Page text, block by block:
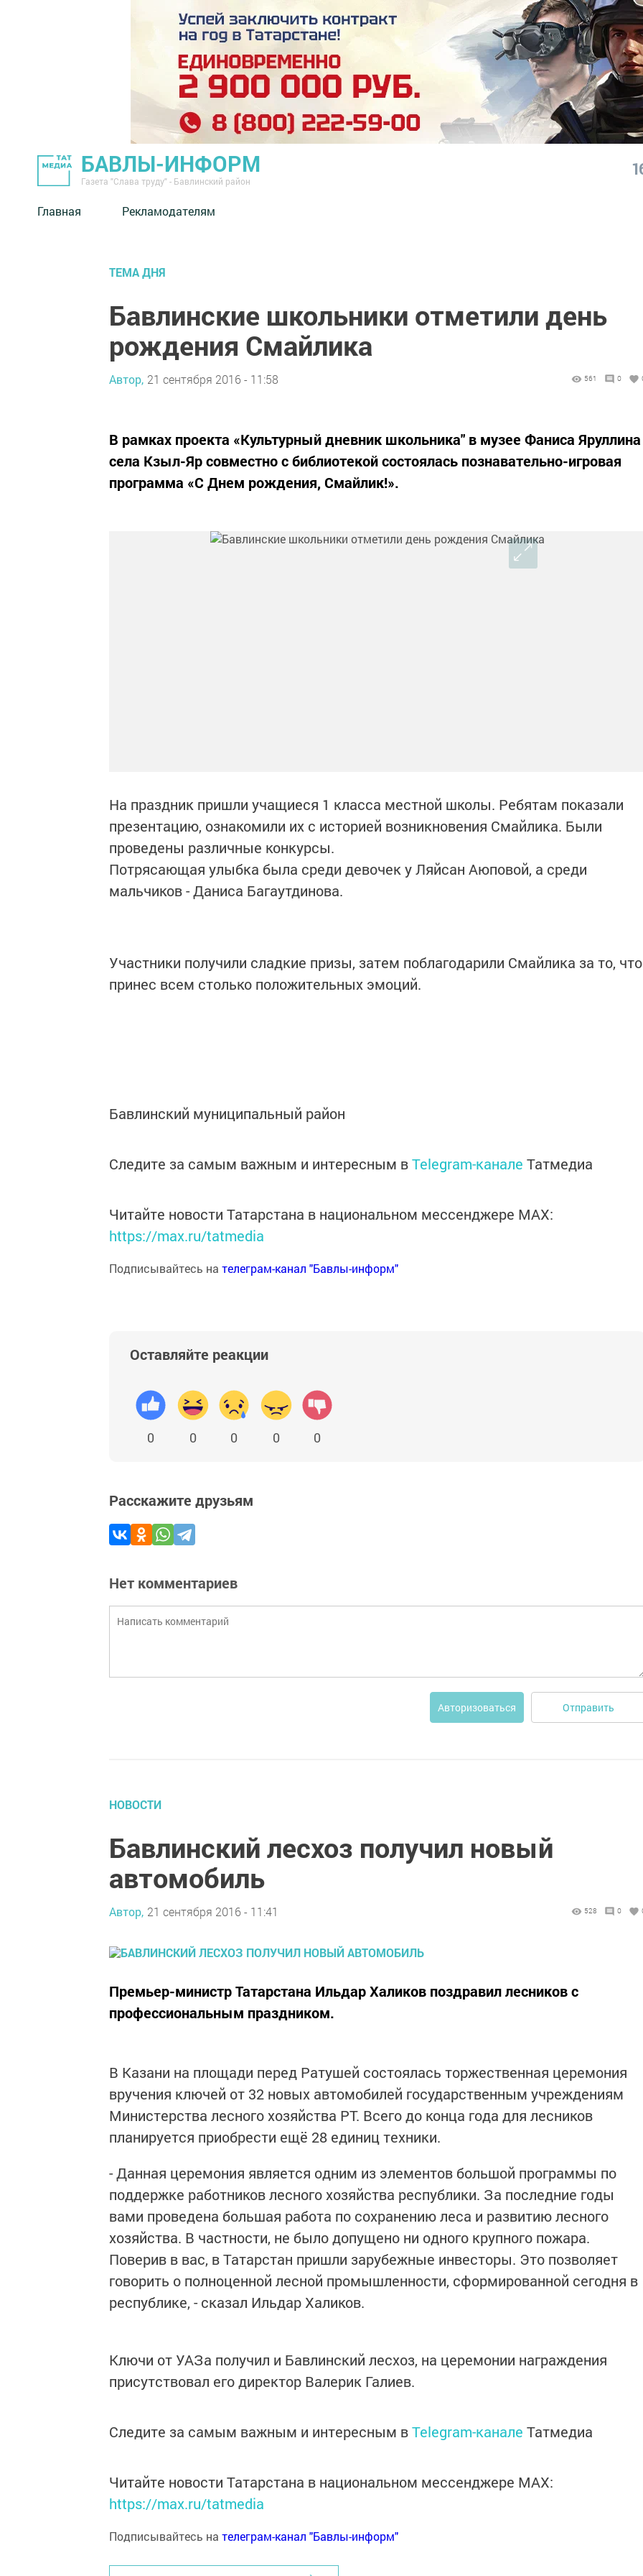
БАВЛЫ-ИНФОРМ
Газета "Слава труду" - Бавлинский район
Главная Рекламодателям
ТЕМА ДНЯ
Бавлинские школьники отметили день
рождения Смайлика
Автор, 21 сентября 2016 - 11:58 561 0
В рамках проекта «Культурный дневник школьника" в музее Фаниса Яруллина
села Кзыл-Яр совместно с библиотекой состоялась познавательно-игровая
программа «С Днем рождения, Смайлик!».
На праздник пришли учащиеся 1 класса местной школы. Ребятам показали
презентацию, ознакомили их с историей возникновения Смайлика. Были
проведены различные конкурсы.
Потрясающая улыбка была среди девочек у Ляйсан Аюповой, а среди
мальчиков - Даниса Багаутдинова.
Участники получили сладкие призы, затем поблагодарили Смайлика за то, что
принес всем столько положительных эмоций.
Бавлинский муниципальный район
Следите за самым важным и интересным вTelegram-канале Татмедиа
Читайте новости Татарстана в национальном мессенджере MАХ:
https://max.ru/tatmedia
Подписывайтесь на телеграм-канал "Бавлы-информ"
Оставляйте реакции
0 0 0 0 0
Расскажите друзьям
Нет комментариев
Авторизоваться Отправить
НОВОСТИ
Бавлинский лесхоз получил новый
автомобиль
Автор, 21 сентября 2016 - 11:41 528 0
Премьер-министр Татарстана Ильдар Халиков поздравил лесников с
профессиональным праздником.
В Казани на площади перед Ратушей состоялась торжественная церемония
вручения ключей от 32 новых автомобилей государственным учреждениям
Министерства лесного хозяйства РТ. Всего до конца года для лесников
планируется приобрести ещё 28 единиц техники.
- Данная церемония является одним из элементов большой программы по
поддержке работников лесного хозяйства республики. За последние годы
вами проведена большая работа по сохранению леса и развитию лесного
хозяйства. В частности, не было допущено ни одного крупного пожара.
Поверив в вас, в Татарстан пришли зарубежные инвесторы. Это позволяет
говорить о полноценной лесной промышленности, сформированной сегодня в
республике, - сказал Ильдар Халиков.
Ключи от УАЗа получил и Бавлинский лесхоз, на церемонии награждения
присутствовал его директор Валерик Галиев.
Следите за самым важным и интересным вTelegram-канале Татмедиа
Читайте новости Татарстана в национальном мессенджере MАХ:
https://max.ru/tatmedia
Подписывайтесь на телеграм-канал "Бавлы-информ"